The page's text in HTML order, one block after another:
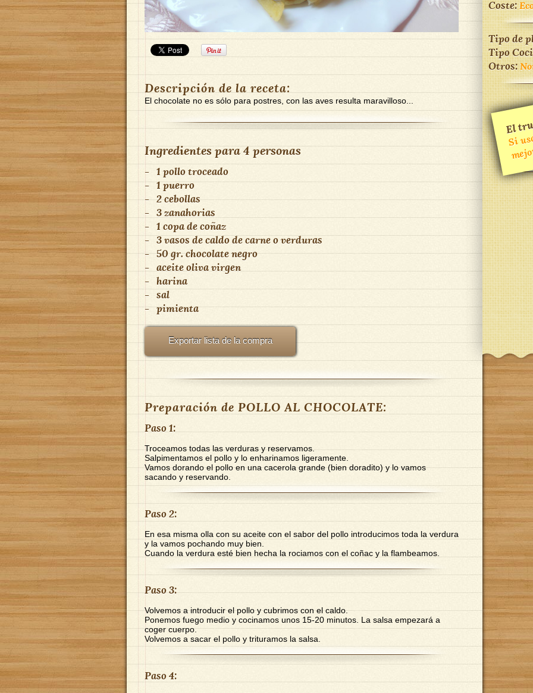
Descripción de la receta:
El chocolate no es sólo para postres, con las aves resulta maravilloso...
Ingredientes para4 personas
- 1 pollo troceado
- 1 puerro
- 2 cebollas
- 3 zanahorias
- 1 copa de coñaz
- 3 vasos de caldo de carne o verduras
- 50 gr. chocolate negro
- aceite oliva virgen
- harina
- sal
- pimienta
Exportar lista de la compra
Preparación de POLLO AL CHOCOLATE:
Paso 1:
Troceamos todas las verduras y reservamos.
Salpimentamos el pollo y lo enharinamos ligeramente.
Vamos dorando el pollo en una cacerola grande (bien doradito) y lo vamos
sacando y reservando.
Paso 2:
En esa misma olla con su aceite con el sabor del pollo introducimos toda la verdura
y la vamos pochando muy bien.
Cuando la verdura esté bien hecha la rociamos con el coñac y la flambeamos.
Paso 3:
Volvemos a introducir el pollo y cubrimos con el caldo.
Ponemos fuego medio y cocinamos unos 15-20 minutos. La salsa empezará a
coger cuerpo.
Volvemos a sacar el pollo y trituramos la salsa.
Paso 4:
Coste:
Tipo de
Tipo
Otros:
El
Si